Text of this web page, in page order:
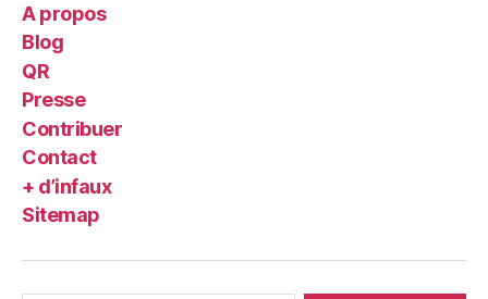
A propos
Blog
QR
Presse
Contribuer
Contact
+ d’infaux
Sitemap